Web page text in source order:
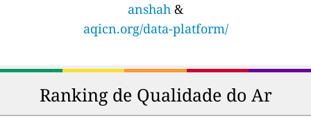
anshah &
aqicn.org/data-platform/
Ranking de Qualidade do Ar